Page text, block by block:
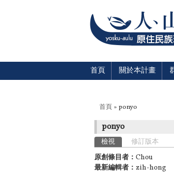
首頁 關於本計畫
您在這裡
首頁 » ponyo
ponyo
主要索引標籤
檢視 (作用中頁籤)
修訂版本
原創條目者： Chou
最新編輯者： zih-hong